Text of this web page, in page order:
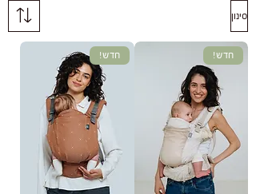
סינון
חדש! חדש!